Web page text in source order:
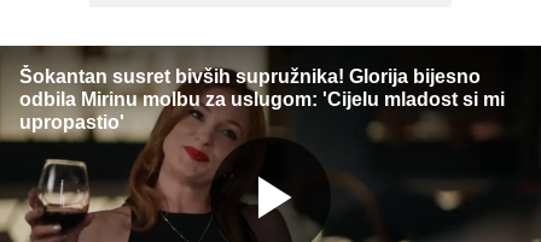
Šokantan susret bivših supružnika! Glorija bijesno
odbila Mirinu molbu za uslugom: 'Cijelu mladost si mi
upropastio'